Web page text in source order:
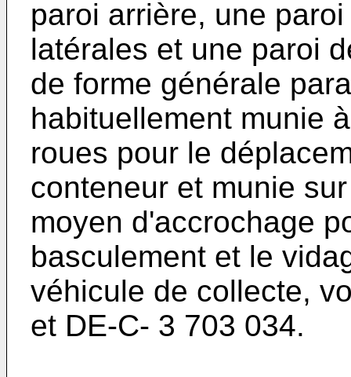
paroi arrière, une
latérales et une paroi
de forme générale
habituellement munie
roues pour le
conteneur et munie
moyen d'accrochage
basculement et le
véhicule de collecte,
et DE-C- 3 703 034.